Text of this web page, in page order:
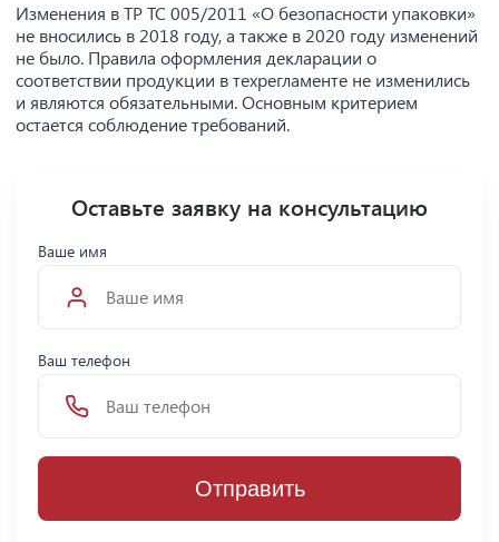
Изменения в ТР ТС 005/2011 «О безопасности упаковки»
не вносились в 2018 году, а также в 2020 году изменений
не было. Правила оформления декларации о
соответствии продукции в техрегламенте не изменились
и являются обязательными. Основным критерием
остается соблюдение требований.
Оставьте заявку на консультацию
Ваше имя
Ваш телефон
Отправить